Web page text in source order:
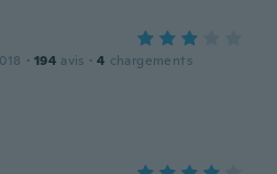
· 194 avis · 4 chargements